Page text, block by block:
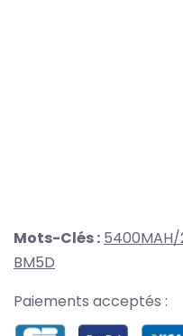
Mots-Clés : 5400MAH/
BM5D
Paiements acceptés :